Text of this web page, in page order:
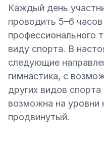
Каждый день
проводить 5–6
профессионального
виду спорта. В
следующие
гимнастика, с
других видов
возможна на уровни
продвинутый.